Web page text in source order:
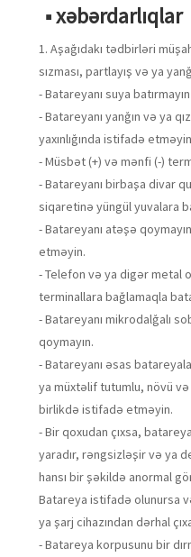
■ xəbərdarlıqlar
1. Aşağıdakı tədbirləri
sızması, partlayış və ya
- Batareyanı suya
- Batareyanı yanğın və ya
yaxınlığında istifadə
- Müsbət (+) və mənfi (-)
- Batareyanı birbaşa divar
siqaretinə yüngül yuvalara
- Batareyanı atəşə
etməyin.
- Telefon və ya digər metal
terminallara bağlamaqla
- Batareyanı mikrodalğalı
qoymayın.
- Batareyanı əsas
ya müxtəlif tutumlu, növü və
birlikdə istifadə etməyin.
- Bir qoxudan çıxsa,
yaradır, rəngsizləşir və ya
hansı bir şəkildə anormal
Batareya istifadə olunursa
ya şarj cihazından dərhal
- Batareya korpusunu bir